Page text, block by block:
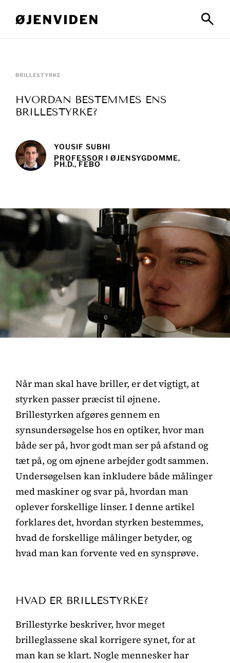
BRILLESTYRKE
HVORDAN BESTEMMES ENS
BRILLESTYRKE?
YOUSIF SUBHI
PROFESSOR I ØJENSYGDOMME,
PH.D., FEBO
Når man skal have briller, er det vigtigt, at
styrken passer præcist til øjnene.
Brillestyrken afgøres gennem en
synsundersøgelse hos en optiker, hvor man
både ser på, hvor godt man ser på afstand og
tæt på, og om øjnene arbejder godt sammen.
Undersøgelsen kan inkludere både målinger
med maskiner og svar på, hvordan man
oplever forskellige linser. I denne artikel
forklares det, hvordan styrken bestemmes,
hvad de forskellige målinger betyder, og
hvad man kan forvente ved en synsprøve.
HVAD ER BRILLESTYRKE?
Brillestyrke beskriver, hvor meget
brilleglassene skal korrigere synet, for at
man kan se klart. Nogle mennesker har